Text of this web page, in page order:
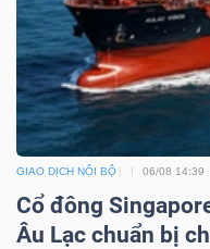
GIAO DỊCH NỘI BỘ 06/08 14:39
Cổ đông
Âu Lạc chuẩn bị
Công
cụ
đầu
tư